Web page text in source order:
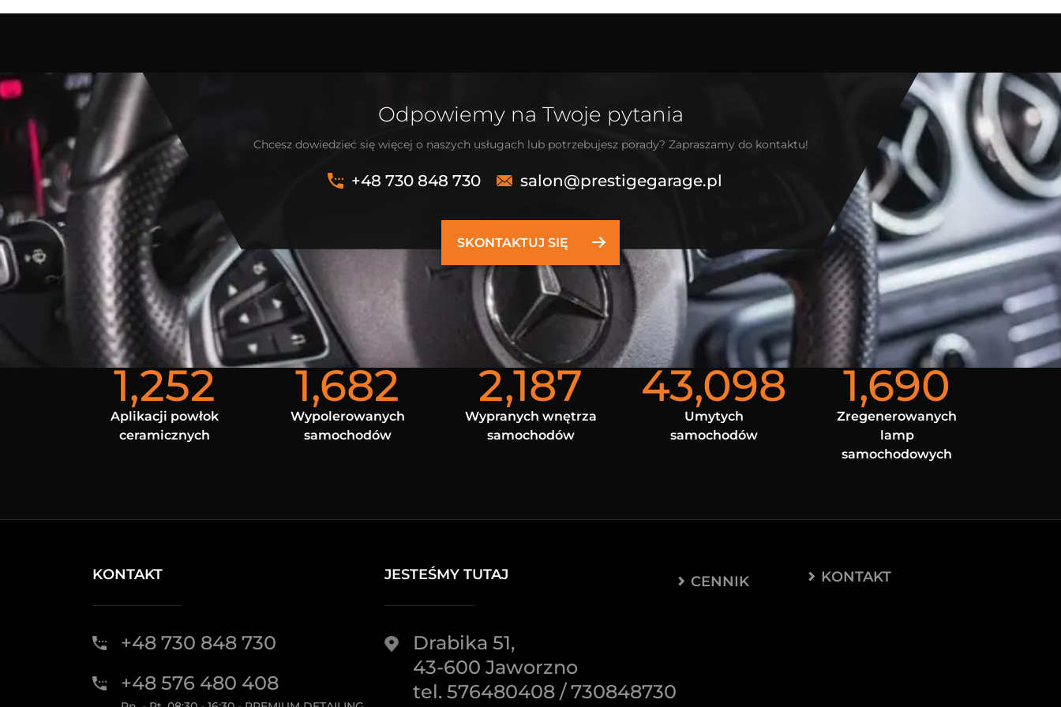
Odpowiemy na Twoje pytania
Chcesz dowiedzieć się więcej o naszych usługach lub potrzebujesz porady? Zapraszamy do kontaktu!
+48 730 848 730 salon@prestigegarage.pl
SKONTAKTUJ SIĘ
1,252
Aplikacji powłok
ceramicznych
1,682
Wypolerowanych
samochodów
2,187
Wypranych wnętrza
samochodów
43,098
Umytych
samochodów
1,690
Zregenerowanych
lamp
samochodowych
KONTAKT
+48 730 848 730
+48 576 480 408
JESTEŚMY TUTAJ
Drabika 51,
43-600 Jaworzno
tel. 576480408 / 730848730
CENNIK KONTAKT